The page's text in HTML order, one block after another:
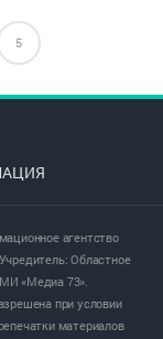
5
агентство
Областное
«Медиа 73».
при условии
материалов